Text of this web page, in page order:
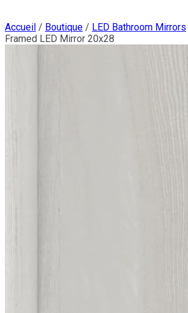
Accueil / Boutique / LED Bathroom Mirrors
Framed LED Mirror 20x28